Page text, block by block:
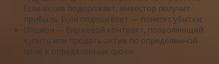
Если актив подорожает, инвестор получит
прибыль. Если подешевеет — понесет убытки;
Опцион — биржевой контракт, позволяющий
купить или продать актив по определенной
цене в определенные сроки.